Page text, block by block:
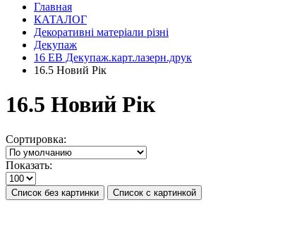
Главная
КАТАЛОГ
Декоративні матеріали різні
Декупаж
16 ЕВ Декупаж.карт.лазерн.друк
16.5 Новий Рік
16.5 Новий Рік
Сортировка:
Показать:
Список без картинки Список с картинкой